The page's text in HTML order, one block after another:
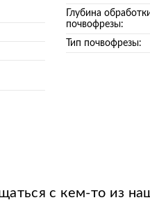
Глубина
почвофрезы:
Тип почвофрезы:
с кем-то из